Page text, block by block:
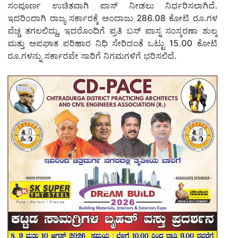
ಸಂಪೂರ್ಣ ಉಚಿತವಾಗಿ ಪಾಸ್ ನೀಡಲು ನಿರ್ಧರಿಸಲಾಗಿದೆ.
ಇದರಿಂದಾಗಿ ರಾಜ್ಯ ಸರ್ಕಾರಕ್ಕೆ ಅಂದಾಜು 286.08 ಕೋಟಿ ರೂ.ಗಳ
ವೆಚ್ಚ ತಗಲಲಿದ್ದು, ಇದರೊಂದಿಗೆ ಪ್ರತಿ ಬಸ್ ಪಾಸ್ನ ಸಂಸ್ಕರಣಾ ಶುಲ್ಕ
ಮತ್ತು ಅಪಘಾತ ಪರಿಹಾರ ನಿಧಿ ಸೇರಿದಂತೆ ಒಟ್ಟು 15.00 ಕೋಟಿ
ರೂ.ಗಳನ್ನು ಸರ್ಕಾರವೇ ಸಾರಿಗೆ ನಿಗಮಗಳಿಗೆ ಭರಿಸಲಿದೆ.